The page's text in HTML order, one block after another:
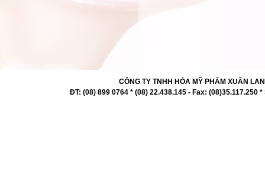
CÔNG TY TNHH HÓA MỸ PHẨM XUÂN
ĐT: (08) 899 0764 * (08) 22.438.145 - Fax: